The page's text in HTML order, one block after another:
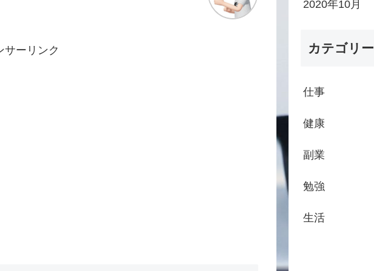
サーリンク
2020年10月
カテゴリー
仕事
健康
副業
勉強
生活